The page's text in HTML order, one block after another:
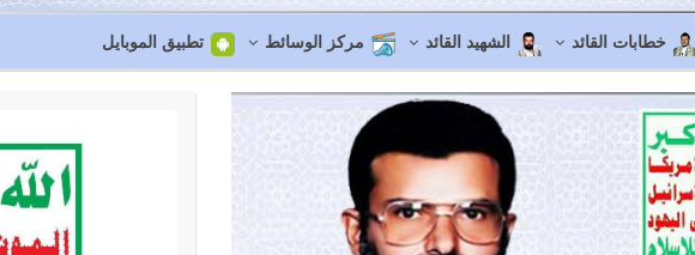
خطابات القائد الشهيد القائد مركز الوسائط تطبيق الموبايل